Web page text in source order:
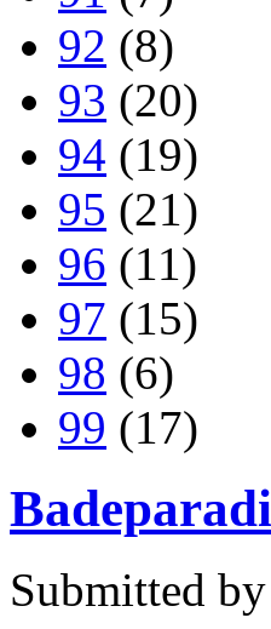
92 (8)
93 (20)
94 (19)
95 (21)
96 (11)
97 (15)
98 (6)
99 (17)
Submitted